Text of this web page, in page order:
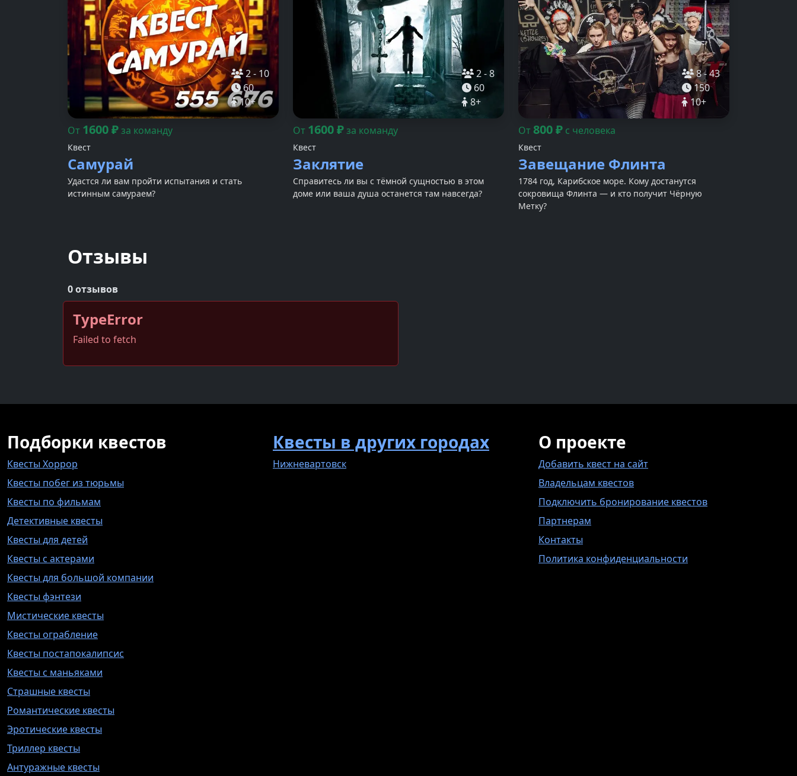
2- 10
60
10+
От 1600₽за команду
Квест
Самурай
Удастся ли вам пройти испытания и стать
истинным самураем?
2-8
60
8+
От 1600₽за команду
Квест
Заклятие
Справитесь ли вы с тёмной сущностью в этом
доме или ваша душа останется там навсегда?
8-43
150
10+
От800₽ с человека
Квест
Завещание Флинта
1784 год, Карибское море. Кому достанутся
сокровища Флинта — и кто получит Чёрную
Метку?
Отзывы
0 отзывов
TypeError
Failed to fetch
Подборки квестов
Квесты Хоррор
Квесты побег из тюрьмы
Квесты по фильмам
Детективные квесты
Квесты для детей
Квесты с актерами
Квесты для большой компании
Квесты фэнтези
Мистические квесты
Квесты ограбление
Квесты постапокалипсис
Квесты с маньяками
Страшные квесты
Романтические квесты
Эротические квесты
Триллер квесты
Антуражные квесты
Квесты в других городах
Нижневартовск
О проекте
Добавить квест на сайт
Владельцам квестов
Подключить бронирование квестов
Партнерам
Контакты
Политика конфиденциальности